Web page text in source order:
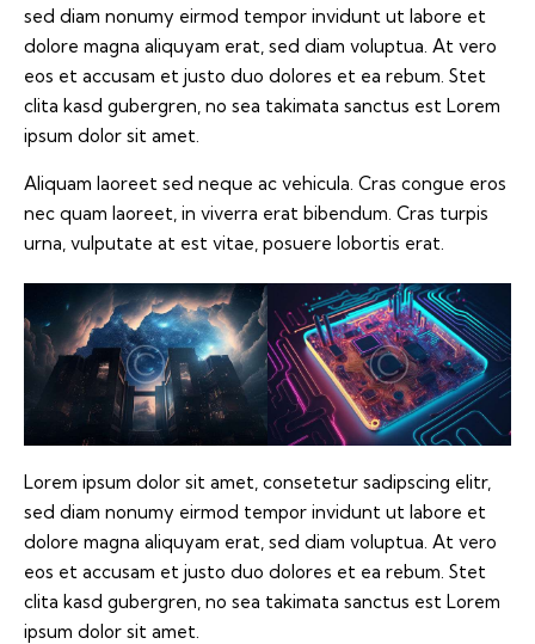
sed diam nonumy eirmod tempor invidunt ut labore et
dolore magna aliquyam erat, sed diam voluptua. At vero
eos et accusam et justo duo dolores et ea rebum. Stet
clita kasd gubergren, no sea takimata sanctus est Lorem
ipsum dolor sit amet.
Aliquam laoreet sed neque ac vehicula. Cras congue eros
nec quam laoreet, in viverra erat bibendum. Cras turpis
urna, vulputate at est vitae, posuere lobortis erat.
Lorem ipsum dolor sit amet, consetetur sadipscing elitr,
sed diam nonumy eirmod tempor invidunt ut labore et
dolore magna aliquyam erat, sed diam voluptua. At vero
eos et accusam et justo duo dolores et ea rebum. Stet
clita kasd gubergren, no sea takimata sanctus est Lorem
ipsum dolor sit amet.